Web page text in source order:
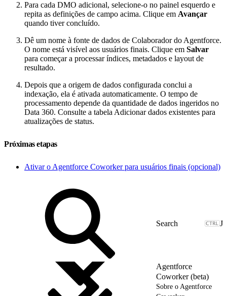
Para cada DMO adicional, selecione-o no painel esquerdo e
repita as definições de campo acima. Clique em Avançar
quando tiver concluído.
Dê um nome à fonte de dados de Colaborador do Agentforce.
O nome está visível aos usuários finais. Clique em Salvar
para começar a processar índices, metadados e layout de
resultado.
Depois que a origem de dados configurada conclui a
indexação, ela é ativada automaticamente. O tempo de
processamento depende da quantidade de dados ingeridos no
Data 360. Consulte a tabela Adicionar dados existentes para
atualizações de status.
Próximas etapas
Ativar o Agentforce Coworker para usuários finais (opcional)
J
Agentforce
Coworker (beta)
Sobre o Agentforce